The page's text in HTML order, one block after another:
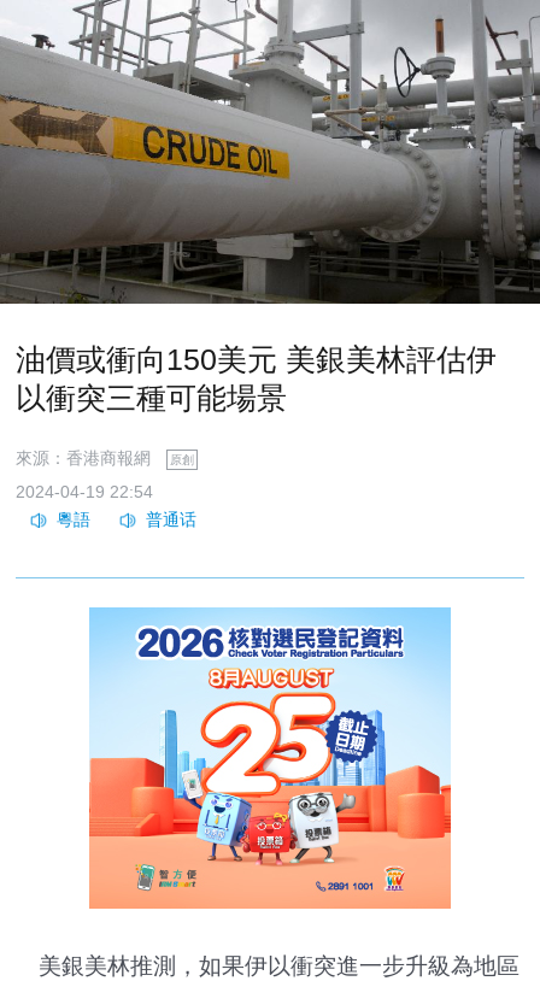
油價或衝向150美元 美銀美林評估伊
以衝突三種可能場景
來源：香港商報網 原創
2024-04-19 22:54
美銀美林推測，如果伊以衝突進一步升級為地區